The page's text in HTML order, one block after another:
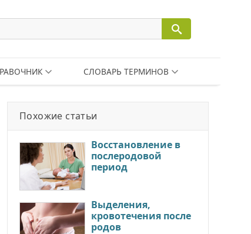
СЛОВАРЬ ТЕРМИНОВ
Похожие статьи
Восстановление в
послеродовой
период
Выделения,
кровотечения после
родов